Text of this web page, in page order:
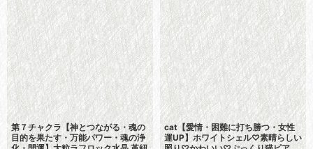
第７チャクラ【神とつながる・魂の
目的を果たす・万能パワー・魂の浄
cat【愛情・困難に打ち勝つ・女性
運UP】ホワイトシェル♡素晴らしい